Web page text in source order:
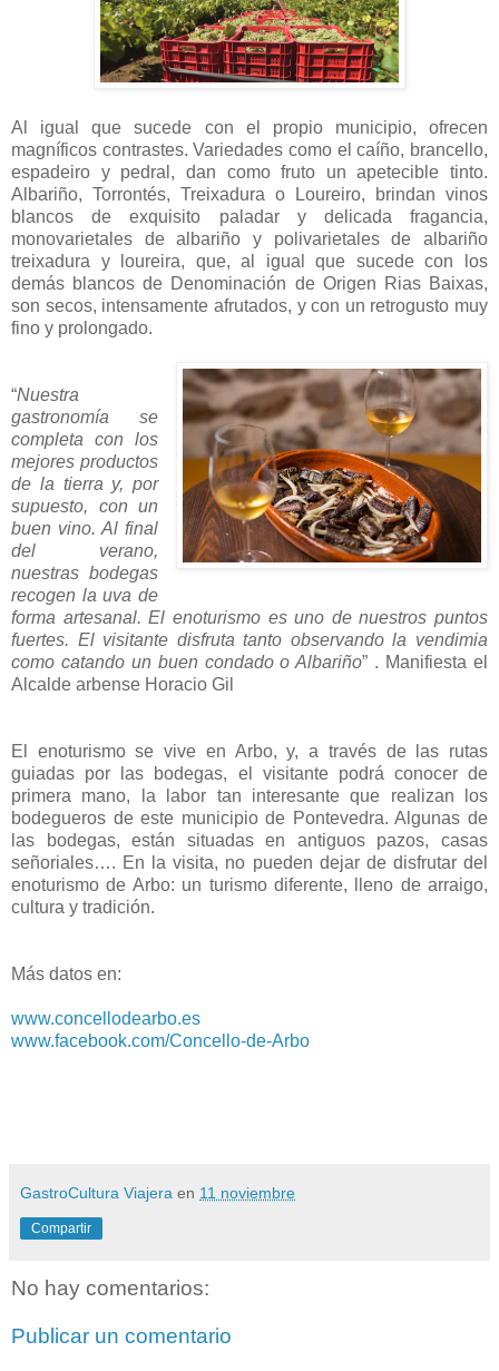
Al igual que sucede con el propio municipio, ofrecen
magníficos contrastes. Variedades como el caíño, brancello,
espadeiro y pedral, dan como fruto un apetecible tinto.
Albariño, Torrontés, Treixadura o Loureiro, brindan vinos
blancos de exquisito paladar y delicada fragancia,
monovarietales de albariño y polivarietales de albariño
treixadura y loureira, que, al igual que sucede con los
demás blancos de Denominación de Origen Rias Baixas,
son secos, intensamente afrutados, y con un retrogusto muy
fino y prolongado.
“Nuestra
gastronomía se
completa con los
mejores productos
de la tierra y, por
supuesto, con un
buen vino. Al final
del verano,
nuestras bodegas
recogen la uva de
forma artesanal. El enoturismo es uno de nuestros puntos
fuertes. El visitante disfruta tanto observando la vendimia
como catando un buen condado o Albariño” . Manifiesta el
Alcalde arbense Horacio Gil
El enoturismo se vive en Arbo, y, a través de las rutas
guiadas por las bodegas, el visitante podrá conocer de
primera mano, la labor tan interesante que realizan los
bodegueros de este municipio de Pontevedra. Algunas de
las bodegas, están situadas en antiguos pazos, casas
señoriales…. En la visita, no pueden dejar de disfrutar del
enoturismo de Arbo: un turismo diferente, lleno de arraigo,
cultura y tradición.
Más datos en:
www.concellodearbo.es
www.facebook.com/Concello-de-Arbo
GastroCultura Viajera en 11 noviembre
Compartir
No hay comentarios:
Publicar un comentario